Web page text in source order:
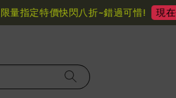
定特價快閃八折~錯過可惜! 現在去